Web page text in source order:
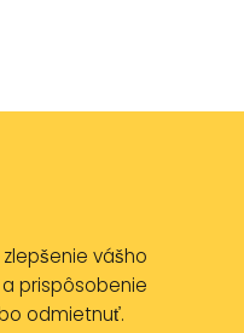
vášho
prispôsobenie
odmietnuť.